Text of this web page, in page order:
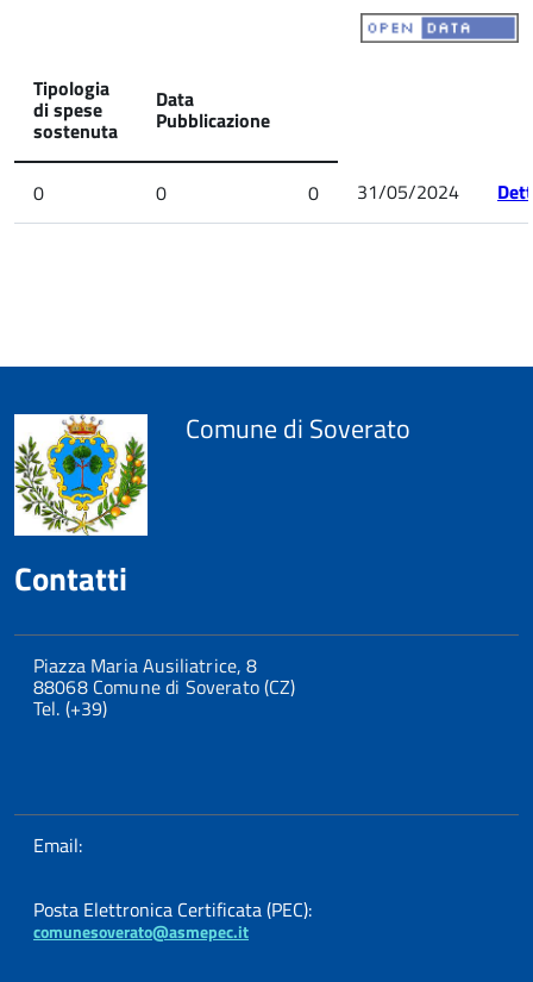
Tipologia
di spese
sostenuta
Data
Pubblicazione
0 0 0 31/05/2024
Comune di Soverato
Contatti
Piazza Maria Ausiliatrice, 8
88068 Comune di Soverato (CZ)
Tel. (+39)
Email:
Posta Elettronica Certificata (PEC):
comunesoverato@asmepec.it